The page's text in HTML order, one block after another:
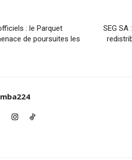
: le Parquet
de poursuites les
SEG